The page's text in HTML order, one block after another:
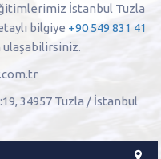
İstanbul Tuzla
bilgiye +90 549 831 41
ulaşabilirsiniz.
34957 Tuzla / İstanbul